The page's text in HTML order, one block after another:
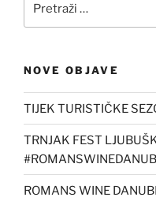
NOVE OBJAVE
TIJEK TURISTIČKE
TRNJAK FEST
ROMANS WINE